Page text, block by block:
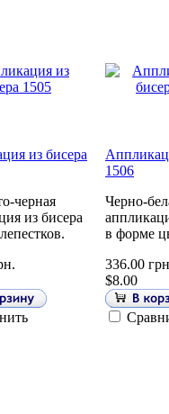
из бисера
черная
из бисера
1506
Черно-
в форме
336.00
$8.00